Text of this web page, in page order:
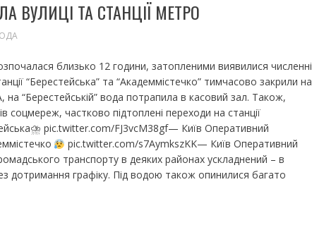
ВУЛИЦІ ТА СТАНЦІЇ МЕТРО
близько 12 години, затопленими виявилися численні
“Берестейська” та “Академмістечко” тимчасово закрили на
на “Берестейській” вода потрапила в касовий зал. Також,
соцмереж, частково підтоплені переходи на станції
pic.twitter.com/FJ3vcM38gf— Київ Оперативний
pic.twitter.com/s7AymkszKK— Київ Оперативний
транспорту в деяких районах ускладнений – в
дотримання графіку. Під водою також опинилися багато